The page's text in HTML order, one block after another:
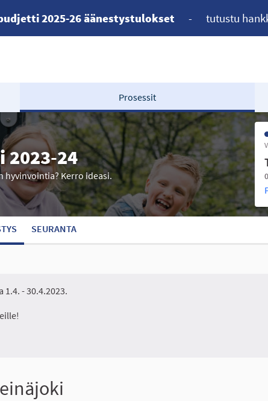
2025-26 äänestystulokset - tutustu
Prosessit
2023-24
hyvinvointia? Kerro ideasi.
SEURANTA
- 30.4.2023.